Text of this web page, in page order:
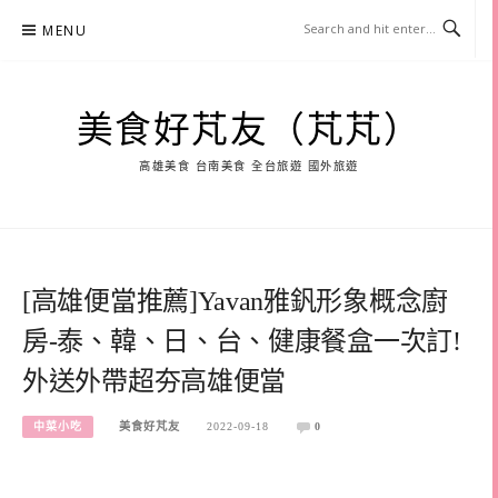
MENU
美食好芃友（芃芃）
高雄美食 台南美食 全台旅遊 國外旅遊
[高雄便當推薦]Yavan雅釩形象概念廚
房-泰、韓、日、台、健康餐盒一次訂!
外送外帶超夯高雄便當
中菜小吃 美食好芃友 2022-09-18 0